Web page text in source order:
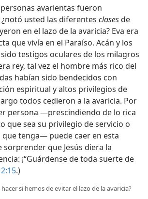
avarientas fueron
usted las diferentes clasesde
en el lazo de la avaricia? Eva era
que vivía en el Paraíso. Acán y los
testigos oculares de los milagros
rey, tal vez el hombre más rico del
habían sido bendecidos con
espiritual y altos privilegios de
todos cedieron a la avaricia. Por
persona —prescindiendo de lo rica
que sea su privilegio de servicio o
que tenga— puede caer en esta
sorprender que Jesús diera la
¡“Guárdense de toda suerte de
.)
si hemos de evitar el lazo de la avaricia?